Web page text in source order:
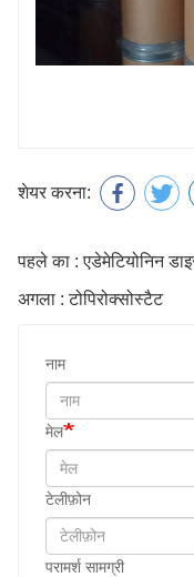
शेयर करना:
पहले का : एडेमेटियोनिन
अगला : टोपिरोक्सोस्टैट
नाम
मेल
टेलीफ़ोन
परामर्श सामग्री